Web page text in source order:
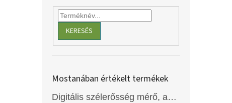
KERESÉS
Mostanában értékelt termékek
Digitális szélerősség mérő, anemométer, EM2250